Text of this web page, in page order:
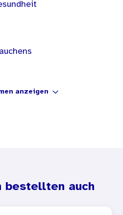
anzeigen
bestellten auch